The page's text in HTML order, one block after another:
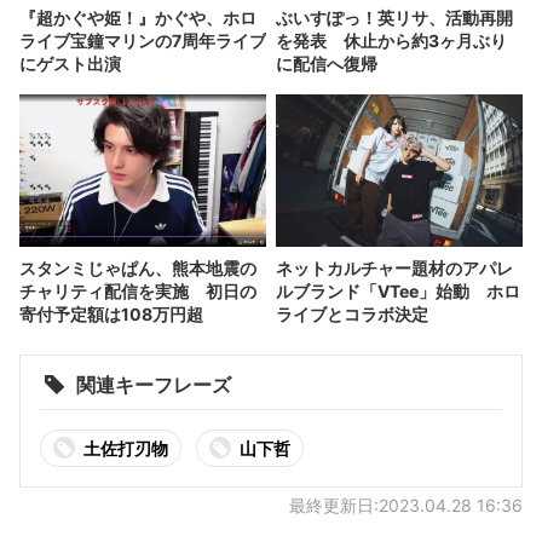
『超かぐや姫！』かぐや、ホロ
ライブ宝鐘マリンの7周年ライブ
にゲスト出演
ぶいすぽっ！英リサ、活動再開
を発表 休止から約3ヶ月ぶり
に配信へ復帰
スタンミじゃぱん、熊本地震の
チャリティ配信を実施 初日の
寄付予定額は108万円超
ネットカルチャー題材のアパレ
ルブランド「VTee」始動 ホロ
ライブとコラボ決定
関連キーフレーズ
土佐打刃物 山下哲
最終更新日:2023.04.28 16:36